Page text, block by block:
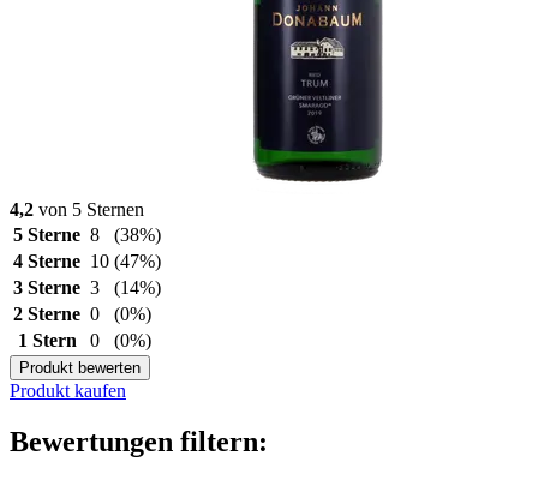
4,2 von 5 Sternen
5 Sterne 8
(38%)
4 Sterne 10 (47%)
3 Sterne 3
(14%)
2 Sterne 0
(0%)
1 Stern
0 (0%)
Produkt bewerten
Produkt kaufen
Bewertungen filtern: